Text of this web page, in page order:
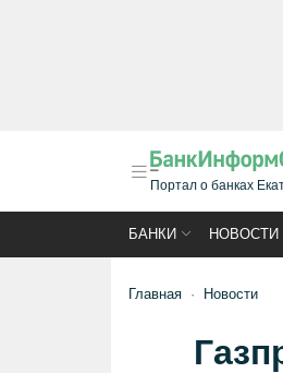
Портал о банках
БАНКИ НОВОСТИ
Главная Новости